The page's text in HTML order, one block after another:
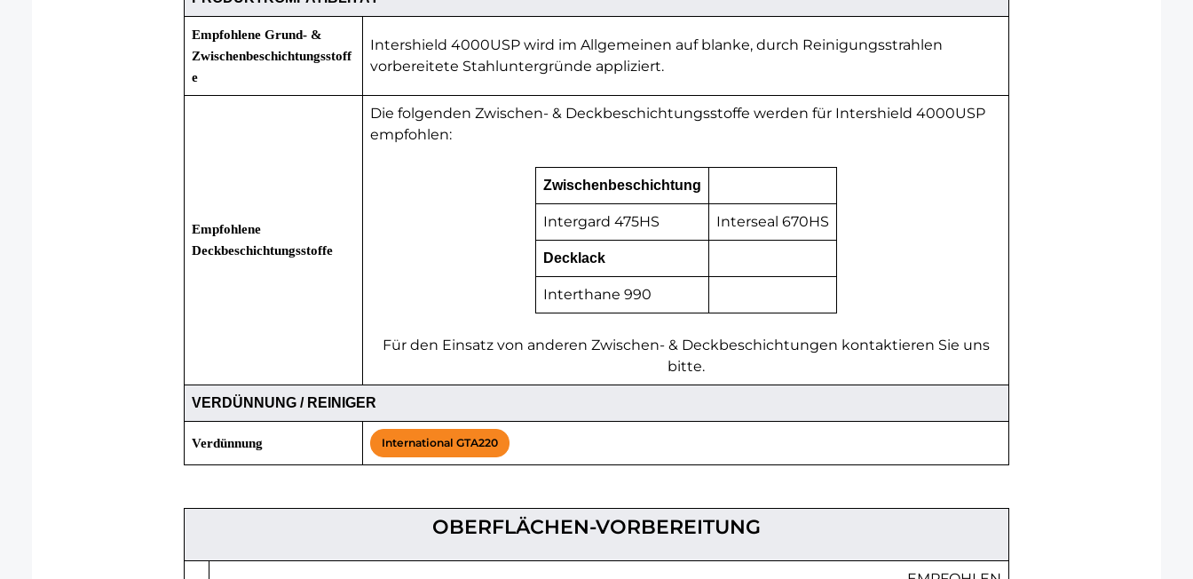
Empfohlene Grund- &
Zwischenbeschichtungsstoff
e
Intershield 4000USP wird im Allgemeinen auf blanke, durch Reinigungsstrahlen
vorbereitete Stahluntergründe appliziert.
Empfohlene
Deckbeschichtungsstoffe
Die folgenden Zwischen- & Deckbeschichtungsstoffe werden für Intershield 4000USP
empfohlen:
Zwischenbeschichtung
Intergard 475HS Interseal 670HS
Decklack
Interthane 990
Für den Einsatz von anderen Zwischen- & Deckbeschichtungen kontaktieren Sie uns
bitte.
VERDÜNNUNG / REINIGER
Verdünnung International GTA220
OBERFLÄCHEN-VORBEREITUNG